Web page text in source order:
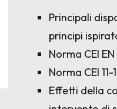
Principali
principi
Norma CEI
Norma CEI
Effetti della